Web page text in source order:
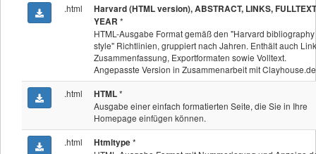
.html
Harvard (HTML version), ABSTRACT, LINKS,
YEAR *
HTML-Ausgabe Format gemäß den "Harvard bibliography
style" Richtlinien, gruppiert nach Jahren. Enthält auch
Zusammenfassung, Exportformaten sowie Volltext.
Angepasste Version in Zusammenarbeit mit
.html
HTML*
Ausgabe einer einfach formatierten Seite, die Sie in Ihre
Homepage einfügen können.
.html
Htmltype*